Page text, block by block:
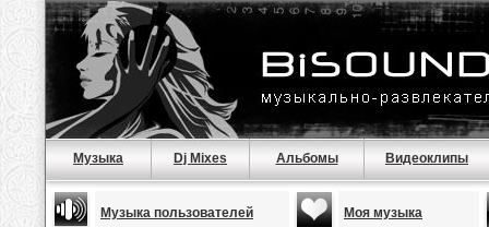
Музыка Dj Mixes Альбомы Видеоклипы
Музыка пользователей Моя музыка